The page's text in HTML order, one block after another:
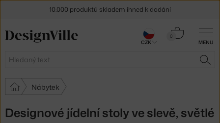
MENU
Hledat
0
Košík
Nábytek
Designové jídelní stoly ve slevě, světlé
10.000 produktů skladem ihned k dodání
30 dní na vrácení zbožíCZK